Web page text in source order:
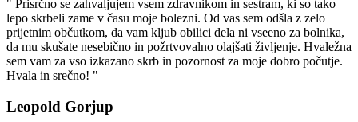
" Prisrčno se zahvaljujem vsem zdravnikom in sestram, ki so tako
lepo skrbeli zame v času moje bolezni. Od vas sem odšla z zelo
prijetnim občutkom, da vam kljub obilici dela ni vseeno za bolnika,
da mu skušate nesebično in požrtvovalno olajšati življenje. Hvaležna
sem vam za vso izkazano skrb in pozornost za moje dobro počutje.
Hvala in srečno! "
Leopold Gorjup